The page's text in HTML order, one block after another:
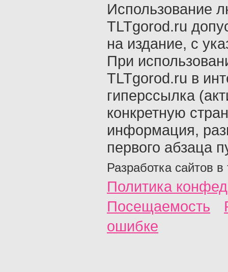
Использование
TLTgorod.ru
на издание, с
При
TLTgorod.ru в
гиперссылка
конкретную
информация,
первого абзаца
Разработка сайтов в
Политика
Посещаемость
ошибке